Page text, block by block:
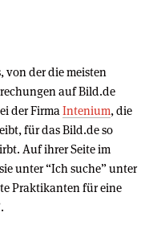
von der die meisten
auf Bild.de
der Firma Intenium, die
für das Bild.de so
Auf ihrer Seite im
unter “Ich suche” unter
Praktikanten für eine